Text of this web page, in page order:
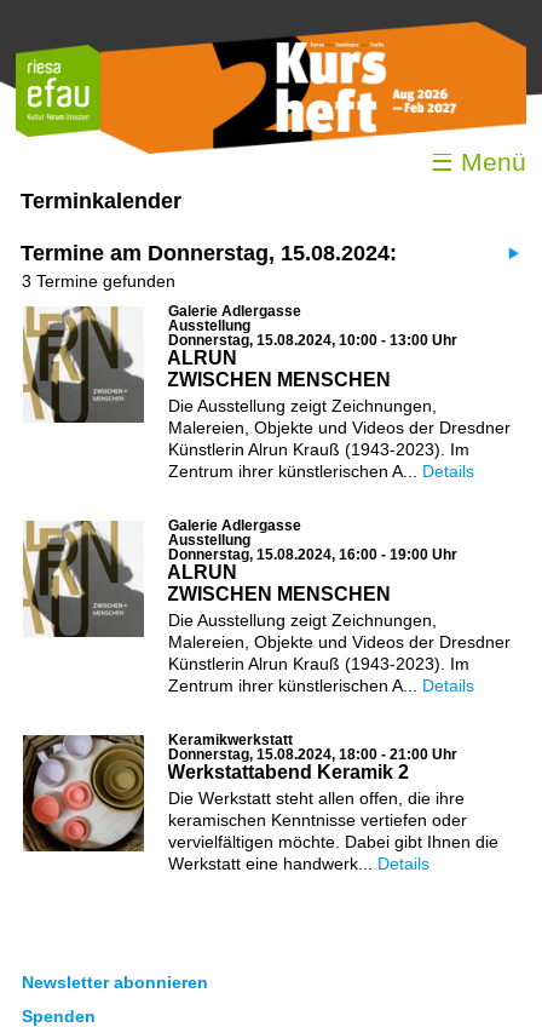
☰ Menü
Terminkalender
Termine am Donnerstag, 15.08.2024:
3 Termine gefunden
Galerie Adlergasse
Ausstellung
Donnerstag, 15.08.2024, 10:00 - 13:00 Uhr
ALRUN
ZWISCHEN MENSCHEN
Die Ausstellung zeigt Zeichnungen,
Malereien, Objekte und Videos der Dresdner
Künstlerin Alrun Krauß (1943-2023). Im
Zentrum ihrer künstlerischen A... Details
Galerie Adlergasse
Ausstellung
Donnerstag, 15.08.2024, 16:00 - 19:00 Uhr
ALRUN
ZWISCHEN MENSCHEN
Die Ausstellung zeigt Zeichnungen,
Malereien, Objekte und Videos der Dresdner
Künstlerin Alrun Krauß (1943-2023). Im
Zentrum ihrer künstlerischen A... Details
Keramikwerkstatt
Donnerstag, 15.08.2024, 18:00 - 21:00 Uhr
Werkstattabend Keramik 2
Die Werkstatt steht allen offen, die ihre
keramischen Kenntnisse vertiefen oder
vervielfältigen möchte. Dabei gibt Ihnen die
Werkstatt eine handwerk... Details
Newsletter abonnieren
Spenden